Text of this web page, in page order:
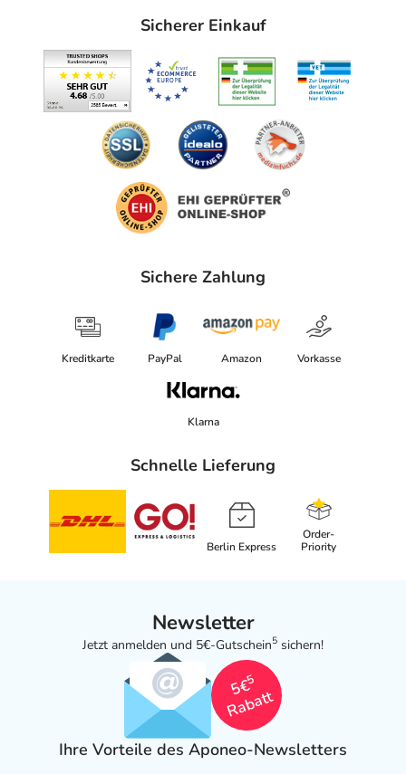
Sicherer Einkauf
Sichere Zahlung
Kreditkarte PayPal Amazon Vorkasse
Klarna
Schnelle Lieferung
Berlin Express
Order-
Priority
Newsletter
Jetzt anmelden und 5€-Gutschein5 sichern!
5€
5
Rabatt
Ihre Vorteile des Aponeo-Newsletters